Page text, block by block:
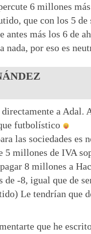
6 millones
que con los 5
antes más los 6 de
nada, por eso es
a Adal.
futbolístico
las sociedades es
5 millones de IVA
8 millones a
de -8, igual que de
Le tendrían que
que he